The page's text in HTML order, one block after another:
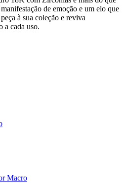
de emoção e um elo que
à sua coleção e reviva
a cada uso.
Macro